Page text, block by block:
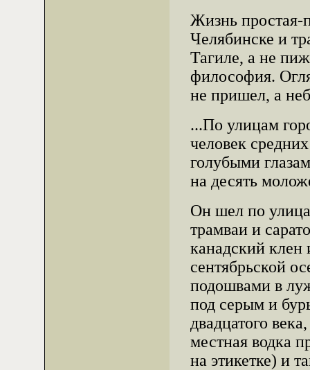
Жизнь простая-
Челябинске и
Тагиле, а не
философия.
не пришел, а
...По улицам
человек
голубыми
на десять
Он шел по
трамваи и
канадский клен
сентябрьской
подошвами в
под серым и
двадцатого
местная водка
на этикетке) и